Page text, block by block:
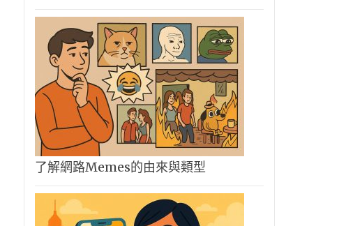
了解網路Memes的由來與類型